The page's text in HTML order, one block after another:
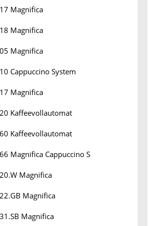
Magnifica
Magnifica
Magnifica
Cappuccino System
Magnifica
Kaffeevollautomat
Kaffeevollautomat
Magnifica Cappuccino S
Magnifica
Magnifica
Magnifica